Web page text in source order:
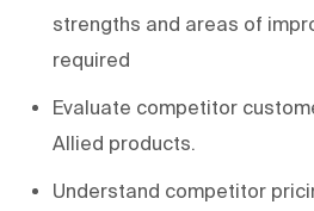
strengths and areas of
required
Evaluate competitor
Allied products.
Understand competitor